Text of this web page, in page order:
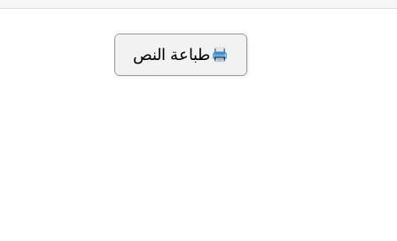
طباعة النص